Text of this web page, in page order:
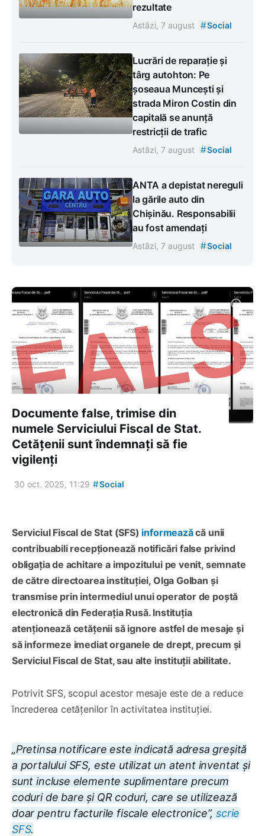
rezultate
Astăzi, 7 august #Social
Lucrări de reparație și
târg autohton: Pe
șoseaua Muncești și
strada Miron Costin din
capitală se anunță
restricții de trafic
Astăzi, 7 august #Social
ANTA a depistat nereguli
la gările auto din
Chișinău. Responsabilii
au fost amendați
Astăzi, 7 august #Social
Documente false, trimise din
numele Serviciului Fiscal de Stat.
Cetățenii sunt îndemnați să fie
vigilenți
30 oct. 2025, 11:29 #Social
Serviciul Fiscal de Stat (SFS) informeazăcă unii
contribuabili recepționează notificări false privind
obligația de achitare a impozitului pe venit, semnate
de către directoarea instituției, Olga Golban și
transmise prin intermediul unui operator de poștă
electronică din Federația Rusă. Instituția
atenționează cetățenii să ignore astfel de mesaje și
să informeze imediat organele de drept, precum și
Serviciul Fiscal de Stat, sau alte instituții abilitate.
Potrivit SFS, scopul acestor mesaje este de a reduce
încrederea cetățenilor în activitatea instituției.
„Pretinsa notificare este indicată adresa greșită
a portalului SFS, este utilizat un atent inventat și
sunt incluse elemente suplimentare precum
coduri de bare și QR coduri, care se utilizează
doar pentru facturile fiscale electronice”,scrie
SFS.